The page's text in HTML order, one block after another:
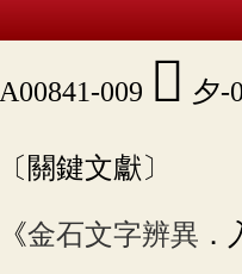
A00841-009 𡖆 夕-
〔關鍵文獻〕
《金石文字辨異